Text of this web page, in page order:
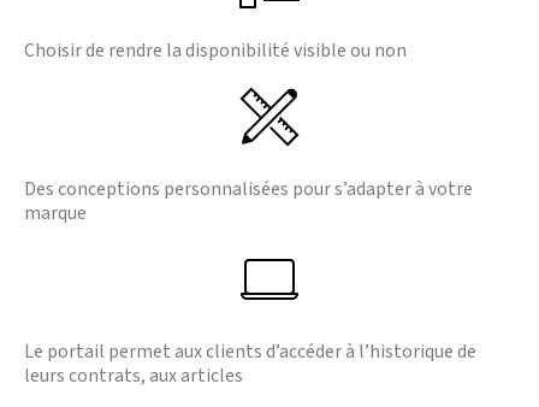
Choisir de rendre la disponibilité visible ou non
Des conceptions personnalisées pour s’adapter à votre
marque
Le portail permet aux clients d’accéder à l’historique de
leurs contrats, aux articles